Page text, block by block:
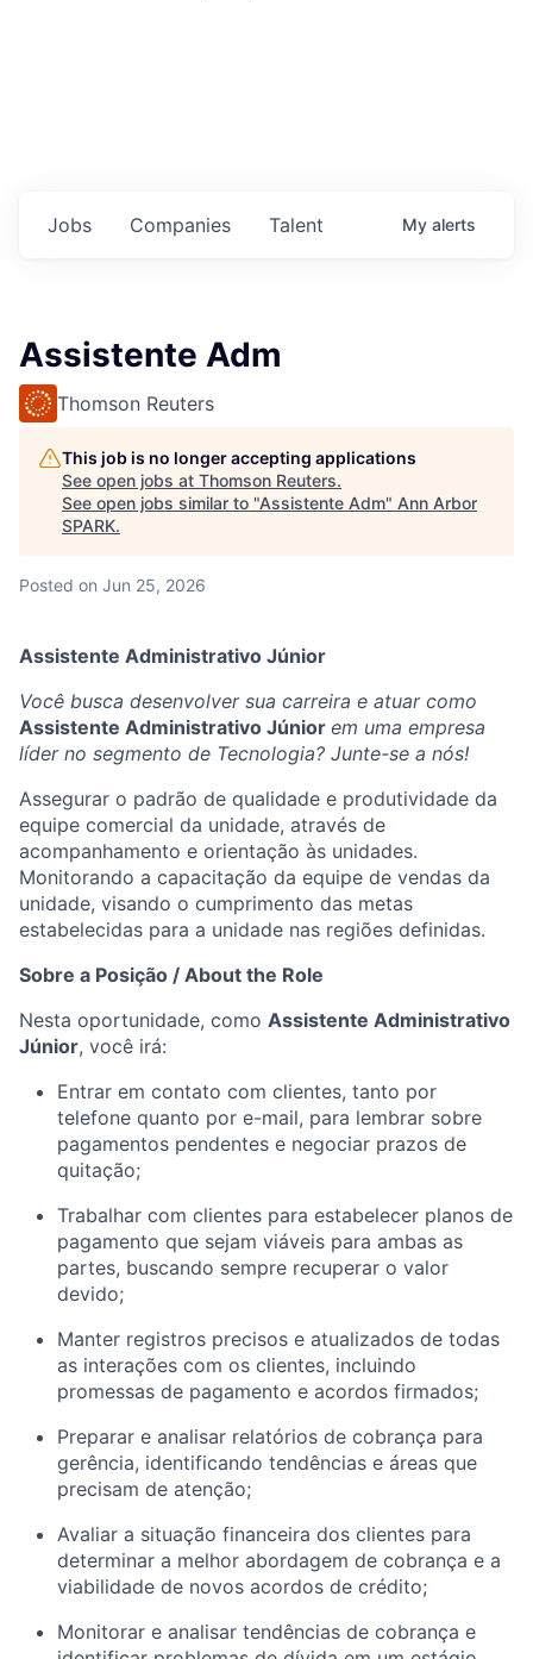
Jobs Companies Talent My alerts
Assistente Adm
Thomson Reuters
This job is no longer accepting applications
See open jobs at Thomson Reuters.
See open jobs similar to "Assistente Adm" Ann Arbor
SPARK.
Posted on Jun 25, 2026
Assistente Administrativo Júnior
Você busca desenvolver sua carreira e atuar como
Assistente Administrativo Júnior em uma empresa
líder no segmento de Tecnologia? Junte-se a nós!
Assegurar o padrão de qualidade e produtividade da
equipe comercial da unidade, através de
acompanhamento e orientação às unidades.
Monitorando a capacitação da equipe de vendas da
unidade, visando o cumprimento das metas
estabelecidas para a unidade nas regiões definidas.
Sobre a Posição / About the Role
Nesta oportunidade, como Assistente Administrativo
Júnior, você irá:
Entrar em contato com clientes, tanto por
telefone quanto por e-mail, para lembrar sobre
pagamentos pendentes e negociar prazos de
quitação;
Trabalhar com clientes para estabelecer planos de
pagamento que sejam viáveis para ambas as
partes, buscando sempre recuperar o valor
devido;
Manter registros precisos e atualizados de todas
as interações com os clientes, incluindo
promessas de pagamento e acordos firmados;
Preparar e analisar relatórios de cobrança para
gerência, identificando tendências e áreas que
precisam de atenção;
Avaliar a situação financeira dos clientes para
determinar a melhor abordagem de cobrança e a
viabilidade de novos acordos de crédito;
Monitorar e analisar tendências de cobrança e